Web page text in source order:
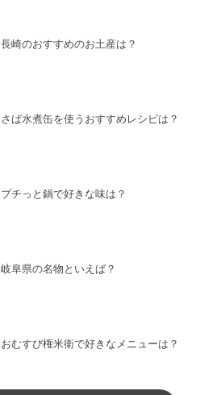
長崎のおすすめのお土産は？
さば水煮缶を使うおすすめレシピは？
プチっと鍋で好きな味は？
岐阜県の名物といえば？
おむすび権米衛で好きなメニューは？